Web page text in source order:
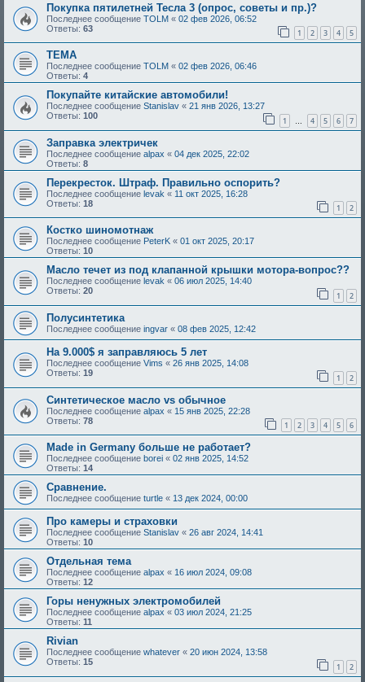
Покупка пятилетней Тесла 3 (опрос, советы и пр.)?
Последнее сообщение TOLM « 02 фев 2026, 06:52
Ответы: 63 1 2 3 4 5
ТЕМА
Последнее сообщение TOLM « 02 фев 2026, 06:46
Ответы: 4
Покупайте китайские автомобили!
Последнее сообщение Stanislav « 21 янв 2026, 13:27
Ответы: 100 1 … 4 5 6 7
Заправка электричек
Последнее сообщение alpax « 04 дек 2025, 22:02
Ответы: 8
Перекресток. Штраф. Правильно оспорить?
Последнее сообщение levak « 11 окт 2025, 16:28
Ответы: 18 1 2
Костко шиномотнаж
Последнее сообщение PeterK « 01 окт 2025, 20:17
Ответы: 10
Масло течет из под клапанной крышки мотора-вопрос??
Последнее сообщение levak « 06 июл 2025, 14:40
Ответы: 20 1 2
Полусинтетика
Последнее сообщение ingvar « 08 фев 2025, 12:42
На 9.000$ я заправляюсь 5 лет
Последнее сообщение Vims « 26 янв 2025, 14:08
Ответы: 19 1 2
Синтетическое масло vs обычное
Последнее сообщение alpax « 15 янв 2025, 22:28
Ответы: 78 1 2 3 4 5 6
Made in Germany больше не работает?
Последнее сообщение borei « 02 янв 2025, 14:52
Ответы: 14
Сравнение.
Последнее сообщение turtle « 13 дек 2024, 00:00
Про камеры и страховки
Последнее сообщение Stanislav « 26 авг 2024, 14:41
Ответы: 10
Отдельная тема
Последнее сообщение alpax « 16 июл 2024, 09:08
Ответы: 12
Горы ненужных электромобилей
Последнее сообщение alpax « 03 июл 2024, 21:25
Ответы: 11
Rivian
Последнее сообщение whatever « 20 июн 2024, 13:58
Ответы: 15 1 2